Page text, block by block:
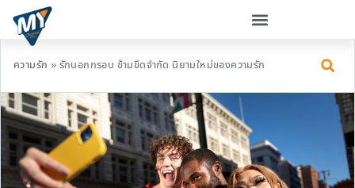
ความรัก » รักนอกกรอบ ข้ามขีดจำกัด นิยามใหม่ของความรัก